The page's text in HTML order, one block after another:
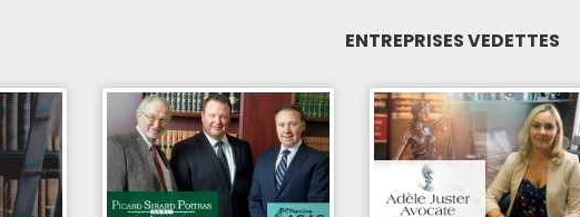
ENTREPRISES VEDETTES